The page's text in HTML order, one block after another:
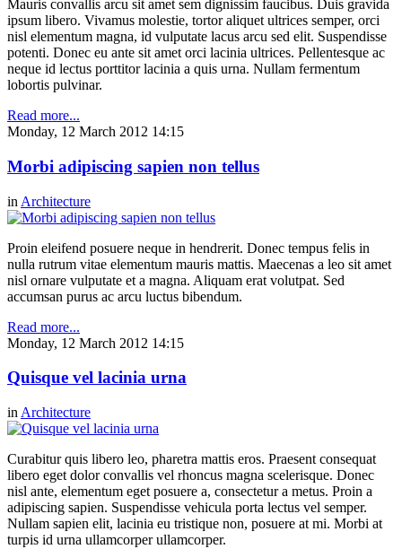
Mauris convallis arcu sit amet sem dignissim faucibus. Duis gravida
ipsum libero. Vivamus molestie, tortor aliquet ultrices semper, orci
nisl elementum magna, id vulputate lacus arcu sed elit. Suspendisse
potenti. Donec eu ante sit amet orci lacinia ultrices. Pellentesque ac
neque id lectus porttitor lacinia a quis urna. Nullam fermentum
lobortis pulvinar.
Read more...
Monday, 12 March 2012 14:15
Morbi adipiscing sapien non tellus
in Architecture
Proin eleifend posuere neque in hendrerit. Donec tempus felis in
nulla rutrum vitae elementum mauris mattis. Maecenas a leo sit amet
nisl ornare vulputate et a magna. Aliquam erat volutpat. Sed
accumsan purus ac arcu luctus bibendum.
Read more...
Monday, 12 March 2012 14:15
Quisque vel lacinia urna
in Architecture
Curabitur quis libero leo, pharetra mattis eros. Praesent consequat
libero eget dolor convallis vel rhoncus magna scelerisque. Donec
nisl ante, elementum eget posuere a, consectetur a metus. Proin a
adipiscing sapien. Suspendisse vehicula porta lectus vel semper.
Nullam sapien elit, lacinia eu tristique non, posuere at mi. Morbi at
turpis id urna ullamcorper ullamcorper.